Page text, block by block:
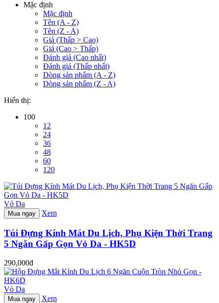
Mặc định
Mặc định
Tên (A - Z)
Tên (Z - A)
Giá (Thấp > Cao)
Giá (Cao > Thấp)
Đánh giá (Cao nhất)
Đánh giá (Thấp nhất)
Dòng sản phẩm (A - Z)
Dòng sản phẩm (Z - A)
Hiển thị:
100
12
24
36
48
60
120
Vỏ Da
Mua ngay Xem
Túi Đựng Kính Mát Du Lịch, Phụ Kiện Thời Trang
5 Ngăn Gấp Gọn Vỏ Da - HK5D
290,000đ
Vỏ Da
Mua ngay Xem